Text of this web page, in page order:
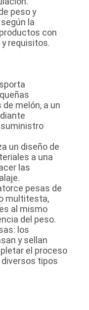
peso y
la
con
requisitos.
melón, a un
un diseño de
a una
las
pesas de
multitesta,
al mismo
del peso.
los
y sellan
el proceso
diversos tipos